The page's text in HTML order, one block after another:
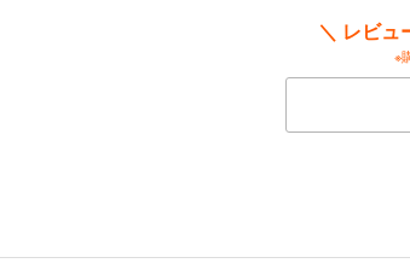
＼ レビュ
※